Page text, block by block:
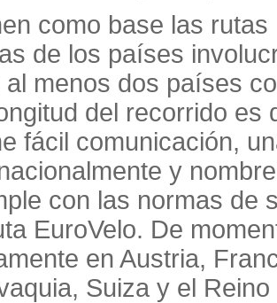
como base las
de los países
al menos dos países
del recorrido es
fácil comunicación,
y nombre
con las normas de
EuroVelo. De
en Austria,
Suiza y el Reino